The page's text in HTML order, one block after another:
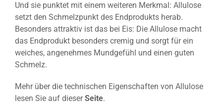
Und sie punktet mit einem weiteren Merkmal: Allulose
setzt den Schmelzpunkt des Endprodukts herab.
Besonders attraktiv ist das bei Eis: Die Allulose macht
das Endprodukt besonders cremig und sorgt für ein
weiches, angenehmes Mundgefühl und einen guten
Schmelz.
Mehr über die technischen Eigenschaften von Allulose
lesen Sie auf dieserSeite.